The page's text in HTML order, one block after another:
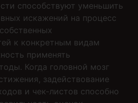
способствуют уменьшить
искажений на процесс
к конкретным видам
применять
Когда головной мозг
задействование
и чек-листов способно